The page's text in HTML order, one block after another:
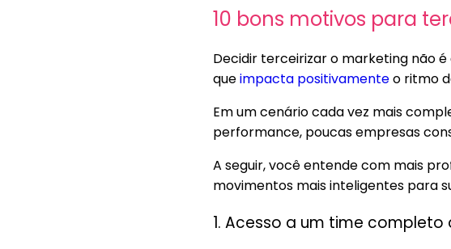
10 bons motivos para
Decidir terceirizar o marketing não
queimpacta positivamenteo ritmo
Em um cenário cada vez mais
performance, poucas empresas
A seguir, você entende com mais
movimentos mais inteligentes para
1. Acesso a um time